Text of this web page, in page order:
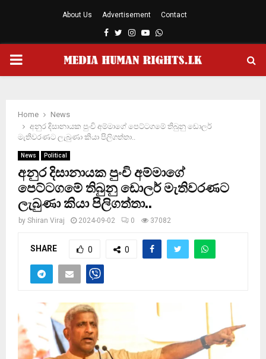
About Us Advertisement Contact
Facebook
TwitterInstagram
YoutubeWhatsapp
PRIMARY
Home
News
අනුර දිසානායක පුංචි අම්මාගේ පෙට්ටගමේ තිබුනු ඩොලර්
මැතිවරණට ලැබුණා කියා පිලිගත්තා..
News Political
අනුර දිසානායක පුංචි අම්මාගේ
පෙට්ටගමේ තිබුනු ඩොලර් මැතිවරණට
ලැබුණා කියා පිලිගත්තා..
by Shiran Viraj 2024-09-02 0 37082
SHARE 0 0